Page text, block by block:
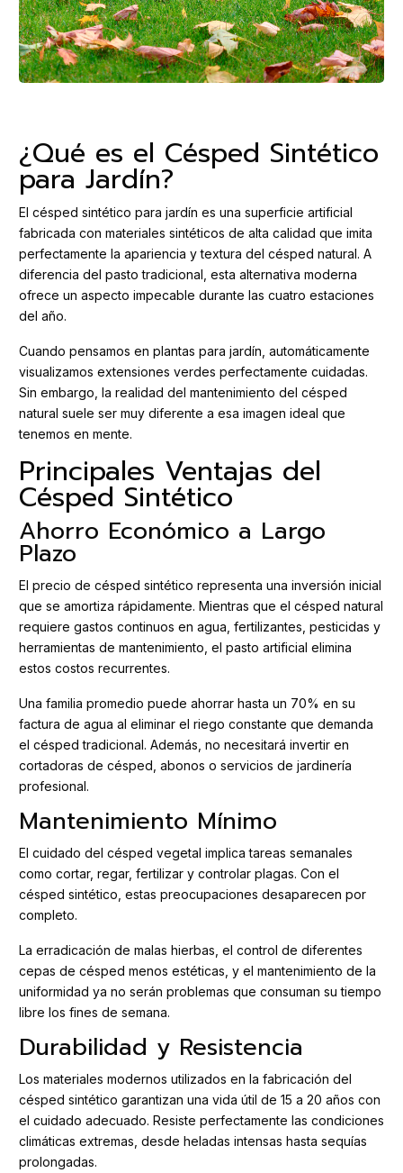
¿Qué es el Césped Sintético
para Jardín?
El césped sintético para jardín es una superficie artificial
fabricada con materiales sintéticos de alta calidad que imita
perfectamente la apariencia y textura del césped natural. A
diferencia del pasto tradicional, esta alternativa moderna
ofrece un aspecto impecable durante las cuatro estaciones
del año.
Cuando pensamos en plantas para jardín, automáticamente
visualizamos extensiones verdes perfectamente cuidadas.
Sin embargo, la realidad del mantenimiento del césped
natural suele ser muy diferente a esa imagen ideal que
tenemos en mente.
Principales Ventajas del
Césped Sintético
Ahorro Económico a Largo
Plazo
El precio de césped sintético representa una inversión inicial
que se amortiza rápidamente. Mientras que el césped natural
requiere gastos continuos en agua, fertilizantes, pesticidas y
herramientas de mantenimiento, el pasto artificial elimina
estos costos recurrentes.
Una familia promedio puede ahorrar hasta un 70% en su
factura de agua al eliminar el riego constante que demanda
el césped tradicional. Además, no necesitará invertir en
cortadoras de césped, abonos o servicios de jardinería
profesional.
Mantenimiento Mínimo
El cuidado del césped vegetal implica tareas semanales
como cortar, regar, fertilizar y controlar plagas. Con el
césped sintético, estas preocupaciones desaparecen por
completo.
La erradicación de malas hierbas, el control de diferentes
cepas de césped menos estéticas, y el mantenimiento de la
uniformidad ya no serán problemas que consuman su tiempo
libre los fines de semana.
Durabilidad y Resistencia
Los materiales modernos utilizados en la fabricación del
césped sintético garantizan una vida útil de 15 a 20 años con
el cuidado adecuado. Resiste perfectamente las condiciones
climáticas extremas, desde heladas intensas hasta sequías
prolongadas.